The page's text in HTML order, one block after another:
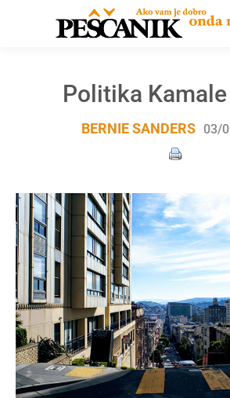
Politika
BERNIE SANDERS 03/